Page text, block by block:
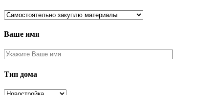
Ваше имя
Тип дома